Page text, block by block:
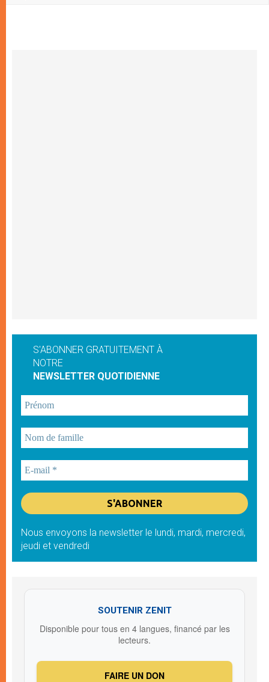
S'ABONNER GRATUITEMENT À
NOTRE
NEWSLETTER QUOTIDIENNE
Nous envoyons la newsletter le lundi, mardi, mercredi,
jeudi et vendredi
SOUTENIR ZENIT
Disponible pour tous en 4 langues, financé par les
lecteurs.
FAIRE UN DON